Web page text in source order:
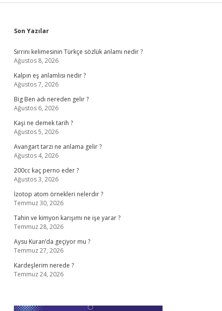
Sidebar
Son Yazılar
Sırrını kelimesinin Türkçe sözlük anlamı nedir ?
Ağustos 8, 2026
Kalpın eş anlamlısı nedir ?
Ağustos 7, 2026
Big Ben adı nereden gelir ?
Ağustos 6, 2026
Kaşi ne demek tarih ?
Ağustos 5, 2026
Avangart tarzı ne anlama gelir ?
Ağustos 4, 2026
200cc kaç perno eder ?
Ağustos 3, 2026
İzotop atom örnekleri nelerdir ?
Temmuz 30, 2026
Tahin ve kimyon karışımı ne işe yarar ?
Temmuz 28, 2026
Aysu Kuran’da geçiyor mu ?
Temmuz 27, 2026
Kardeşlerim nerede ?
Temmuz 24, 2026